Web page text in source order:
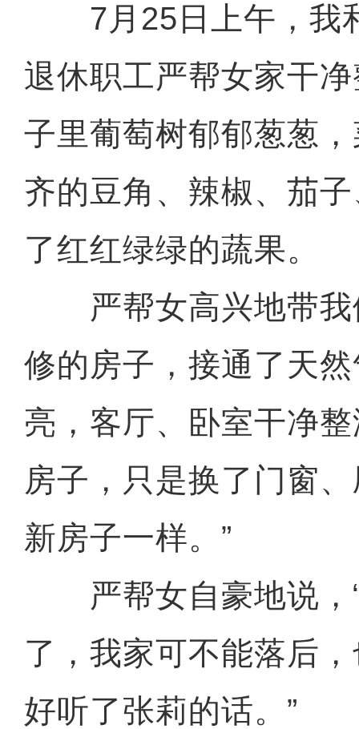
7月25日上午，我
退休职工严帮女家干
子里葡萄树郁郁葱葱
齐的豆角、辣椒、茄
了红红绿绿的蔬果。
严帮女高兴地带我
修的房子，接通了天
亮，客厅、卧室干净
房子，只是换了门窗
新房子一样。”
严帮女自豪地说，“
了，我家可不能落后
好听了张莉的话。”